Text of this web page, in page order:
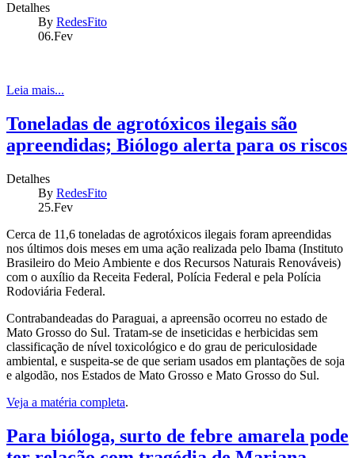
Detalhes
By RedesFito
06.Fev
Leia mais...
Toneladas de agrotóxicos ilegais são
apreendidas; Biólogo alerta para os riscos
Detalhes
By RedesFito
25.Fev
Cerca de 11,6 toneladas de agrotóxicos ilegais foram apreendidas
nos últimos dois meses em uma ação realizada pelo Ibama (Instituto
Brasileiro do Meio Ambiente e dos Recursos Naturais Renováveis)
com o auxílio da Receita Federal, Polícia Federal e pela Polícia
Rodoviária Federal.
Contrabandeadas do Paraguai, a apreensão ocorreu no estado de
Mato Grosso do Sul. Tratam-se de inseticidas e herbicidas sem
classificação de nível toxicológico e do grau de periculosidade
ambiental, e suspeita-se de que seriam usados em plantações de soja
e algodão, nos Estados de Mato Grosso e Mato Grosso do Sul.
Veja a matéria completa.
Para bióloga, surto de febre amarela pode